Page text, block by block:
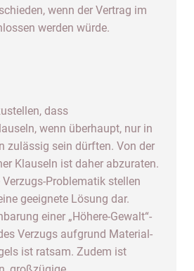
wenn der Vertrag im
werden würde.
dass
wenn überhaupt, nur in
zulässig sein dürften. Von der
Klauseln ist daher abzuraten.
Problematik stellen
geeignete Lösung dar.
einer „Höhere-Gewalt“-
Verzugs aufgrund Material-
ist ratsam. Zudem ist